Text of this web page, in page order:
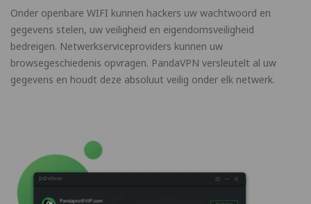
Onder openbare WIFI kunnen hackers uw wachtwoord en
gegevens stelen, uw veiligheid en eigendomsveiligheid
bedreigen. Netwerkserviceproviders kunnen uw
browsegeschiedenis opvragen. PandaVPN versleutelt al uw
gegevens en houdt deze absoluut veilig onder elk netwerk.